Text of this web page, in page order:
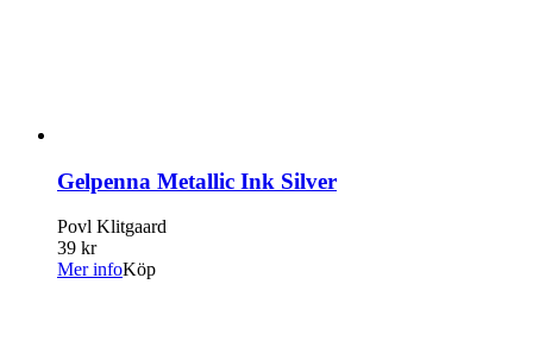
Gelpenna Metallic Ink Silver
Povl Klitgaard
39 kr
Mer infoKöp